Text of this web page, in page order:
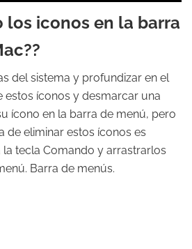
los iconos en la barra
del sistema y profundizar en el
estos íconos y desmarcar una
ícono en la barra de menú, pero
de eliminar estos íconos es
tecla Comando y arrastrarlos
Barra de menús.